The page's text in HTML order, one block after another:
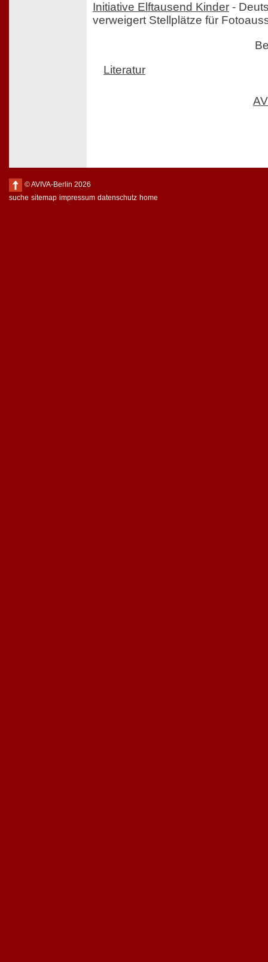
Initiative Elftausend Kinder -
verweigert Stellplätze für
Literatur
© AVIVA-Berlin 2026
suche sitemap impressum datenschutz home